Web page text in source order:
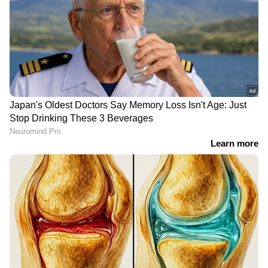
മോചിതരായവർ പ്രതികരിച്ചു.
DOWNLOAD APP
RECOMMENDED STORIES
ഷാർജയിൽ കണ്ണൂർ
സ്വദേശിയായ അമ്മയും
കുഞ്ഞും മരിച്ച സംഭവം;
മൃതദേഹം
നാട്ടിലെത്തിക്കാൻ
വൈകും
ബലിപെരുന്നാൾ; ഒമാനിൽ
പഴം-പച്ചക്കറി ലഭ്യത
ഉറപ്പാക്കി അധികൃതർ,
20,000 ടണ്ണിലധികം
ഭക്ഷ്യവസ്തുക്കൾ
എത്തിച്ചു